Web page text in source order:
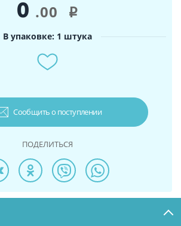
0 .00 i
В упаковке: 1 штука
Сообщить о поступлении
ПОДЕЛИТЬСЯ